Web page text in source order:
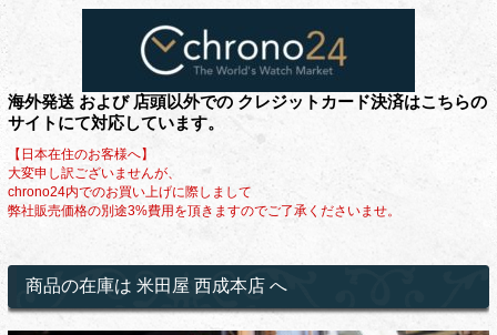
海外発送 および 店頭以外での クレジットカード決済はこちらの
サイトにて対応しています。
【日本在住のお客様へ】
大変申し訳ございませんが、
chrono24内でのお買い上げに際しまして
弊社販売価格の別途3%費用を頂きますのでご了承くださいませ。
商品の在庫は 米田屋 西成本店 へ